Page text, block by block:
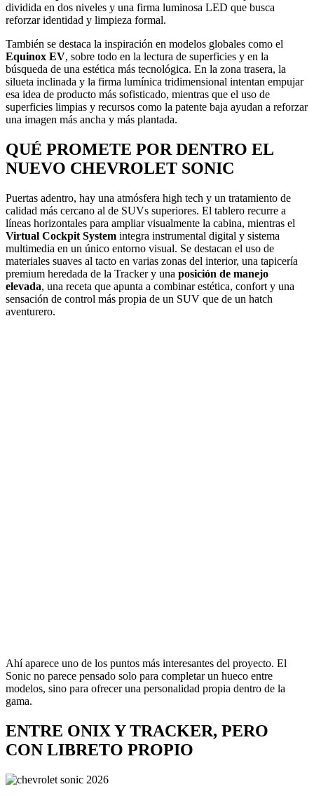
dividida en dos niveles y una firma luminosa LED que busca
reforzar identidad y limpieza formal.
También se destaca la inspiración en modelos globales como el
Equinox EV, sobre todo en la lectura de superficies y en la
búsqueda de una estética más tecnológica. En la zona trasera, la
silueta inclinada y la firma lumínica tridimensional intentan empujar
esa idea de producto más sofisticado, mientras que el uso de
superficies limpias y recursos como la patente baja ayudan a reforzar
una imagen más ancha y más plantada.
QUÉ PROMETE POR DENTRO EL
NUEVO CHEVROLET SONIC
Puertas adentro, hay una atmósfera high tech y un tratamiento de
calidad más cercano al de SUVs superiores. El tablero recurre a
líneas horizontales para ampliar visualmente la cabina, mientras el
Virtual Cockpit System integra instrumental digital y sistema
multimedia en un único entorno visual. Se destacan el uso de
materiales suaves al tacto en varias zonas del interior, una tapicería
premium heredada de la Tracker y una posición de manejo
elevada, una receta que apunta a combinar estética, confort y una
sensación de control más propia de un SUV que de un hatch
aventurero.
Ahí aparece uno de los puntos más interesantes del proyecto. El
Sonic no parece pensado solo para completar un hueco entre
modelos, sino para ofrecer una personalidad propia dentro de la
gama.
ENTRE ONIX Y TRACKER, PERO
CON LIBRETO PROPIO